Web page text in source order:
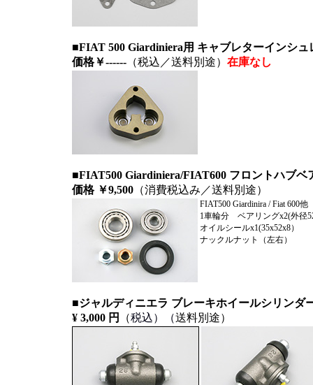
■FIAT 500 Giardiniera用 キャブレターインシュ
価格￥------（税込／送料別途） 在庫なし
■FIAT500 Giardiniera/FIAT600 フロントハブベ
価格 ￥9,500（消費税込み／送料別途）
FIAT500 Giardinira / Fiat 600他
1車輪分 ベアリングx2(外径
オイルシールx1(35x52x8）
ナックルナット（左右）
■ジャルディニエラ ブレーキホイールシリンダ
¥ 3,000 円 （税込） （送料別途）